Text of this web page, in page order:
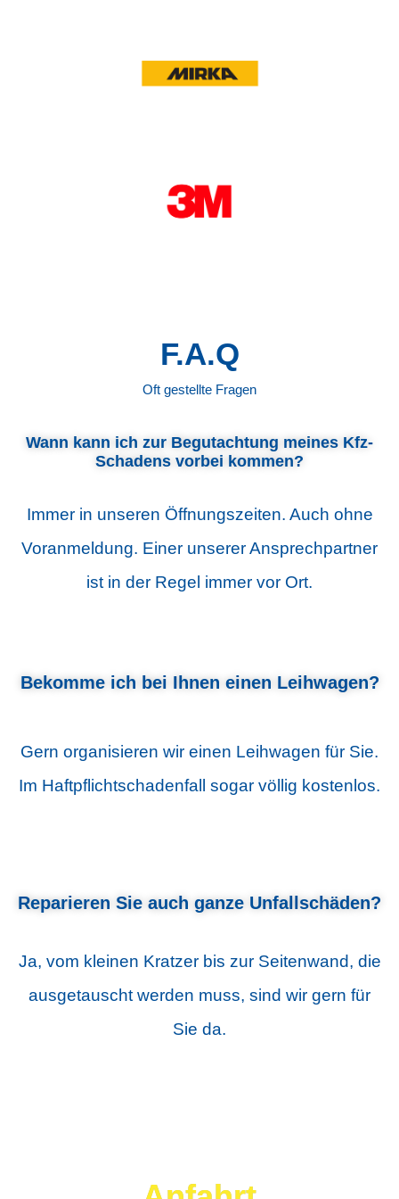
F.A.Q
Oft gestellte Fragen
Wann kann ich zur Begutachtung meines Kfz-
Schadens vorbei kommen?
Immer in unseren Öffnungszeiten. Auch ohne
Voranmeldung. Einer unserer Ansprechpartner
ist in der Regel immer vor Ort.
Bekomme ich bei Ihnen einen Leihwagen?
Gern organisieren wir einen Leihwagen für Sie.
Im Haftpflichtschadenfall sogar völlig kostenlos.
Reparieren Sie auch ganze Unfallschäden?
Ja, vom kleinen Kratzer bis zur Seitenwand, die
ausgetauscht werden muss, sind wir gern für
Sie da.